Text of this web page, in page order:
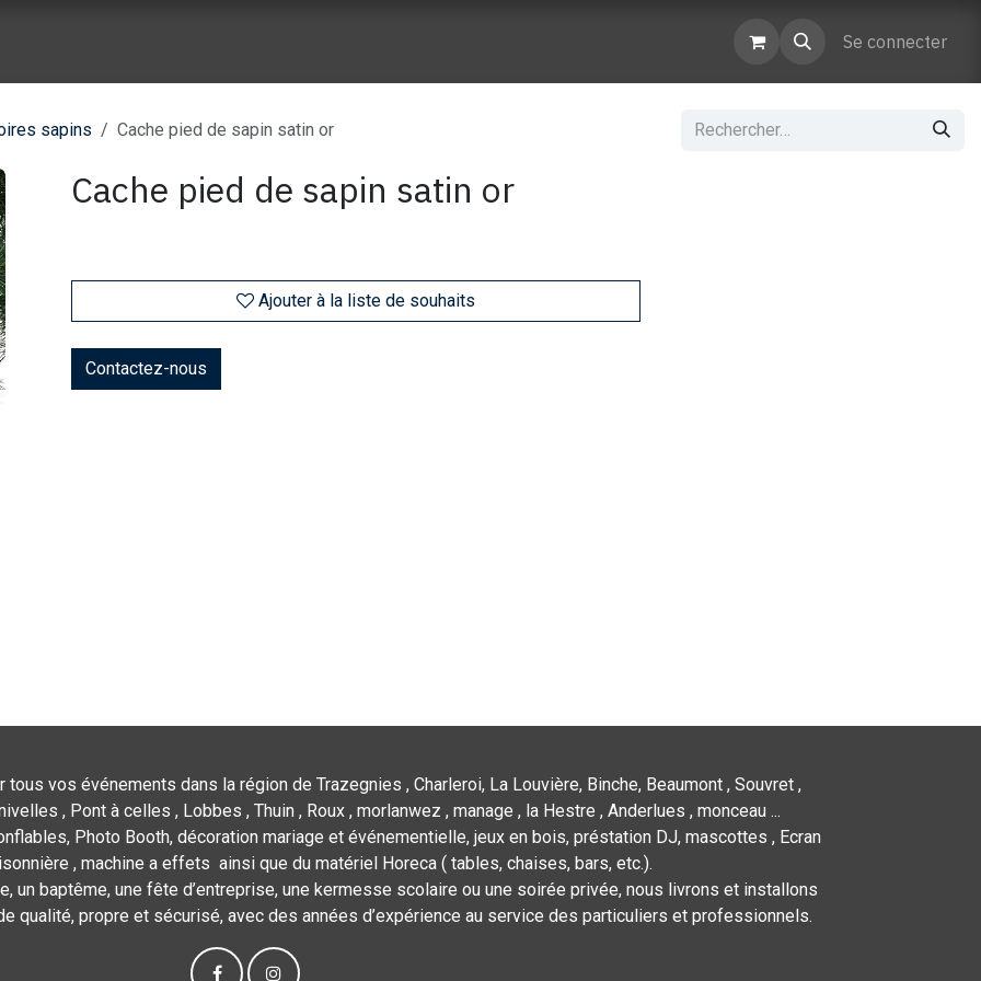
Se connecter
sapins Cache pied de sapin satin or
Cache pied de sapin satin or
Ajouter à la liste de souhaits
Contactez-nous
vos événements dans la région de Trazegnies , Charleroi, La Louvière, Binche, Beaumont , Souvret ,
, Pont à celles , Lobbes , Thuin , Roux , morlanwez , manage , la Hestre , Anderlues , monceau ...
Photo Booth, décoration mariage et événementielle, jeux en bois, préstation DJ, mascottes , Ecran
, machine a effets ainsi que du matériel Horeca ( tables, chaises, bars, etc.).
un baptême, une fête d’entreprise, une kermesse scolaire ou une soirée privée, nous livrons et installons
qualité, propre et sécurisé, avec des années d’expérience au service des particuliers et professionnels.